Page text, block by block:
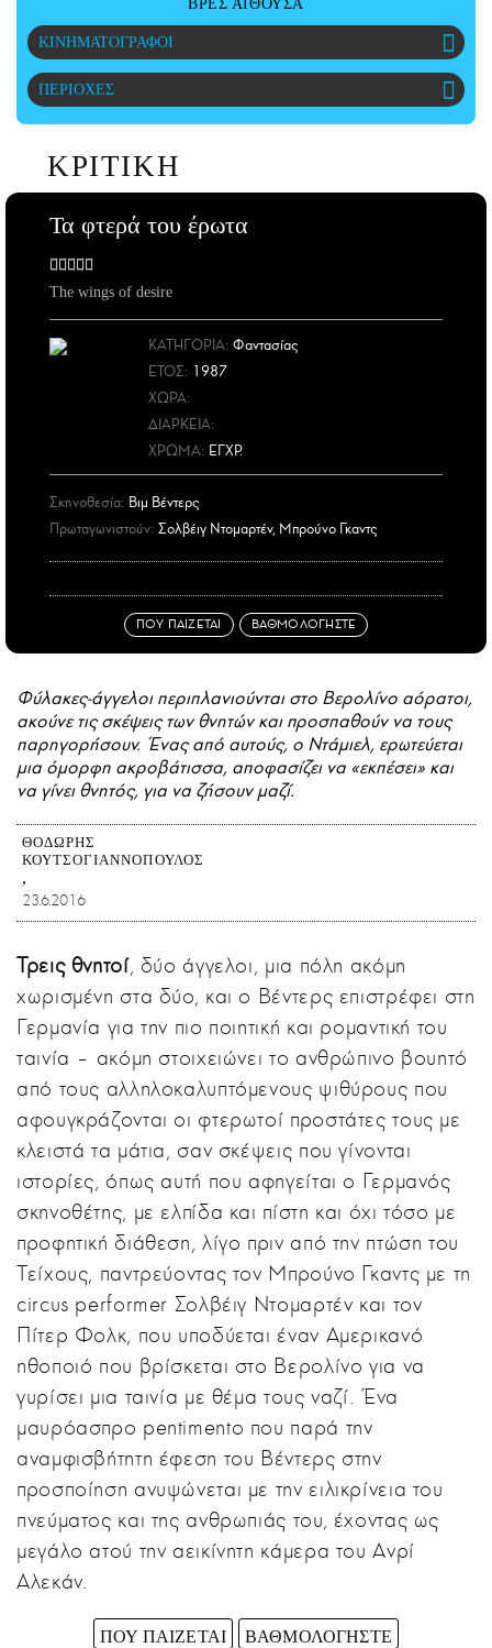
ΑΜΠΑ
PRINT
ΒΡΕΣ ΑΙΘΟΥΣΑ
ΚΙΝΗΜΑΤΟΓΡΑΦΟΙ
ΠΕΡΙΟΧΕΣ
ΚΡΙΤΙΚΗ
Τα φτερά του έρωτα
The wings of desire
ΚΑΤΗΓΟΡΙΑ: Φαντασίας
ΕΤΟΣ: 1987
ΧΩΡΑ:
ΔΙΑΡΚΕΙΑ:
ΧΡΩΜΑ: ΕΓΧΡ.
Σκηνοθεσία: Βιμ Βέντερς
Πρωταγωνιστούν: Σολβέιγ Ντομαρτέν, Μπρούνο Γκαντς
ΠΟΥ ΠΑΙΖΕΤΑΙ ΒΑΘΜΟΛΟΓΗΣΤΕ
Φύλακες-άγγελοι περιπλανιούνται στο Βερολίνο αόρατοι,
ακούνε τις σκέψεις των θνητών και προσπαθούν να τους
παρηγορήσουν. Ένας από αυτούς, ο Ντάμιελ, ερωτεύεται
μια όμορφη ακροβάτισσα, αποφασίζει να «εκπέσει» και
να γίνει θνητός, για να ζήσουν μαζί.
ΘΟΔΩΡΉΣ
ΚΟΥΤΣΟΓΙΑΝΝΌΠΟΥΛΟΣ
23.6.2016
Τρεις θνητοί, δύο άγγελοι, μια πόλη ακόμη
χωρισμένη στα δύο, και ο Βέντερς επιστρέφει στη
Γερμανία για την πιο ποιητική και ρομαντική του
ταινία – ακόμη στοιχειώνει το ανθρώπινο βουητό
από τους αλληλοκαλυπτόμενους ψιθύρους που
αφουγκράζονται οι φτερωτοί προστάτες τους με
κλειστά τα μάτια, σαν σκέψεις που γίνονται
ιστορίες, όπως αυτή που αφηγείται ο Γερμανός
σκηνοθέτης, με ελπίδα και πίστη και όχι τόσο με
προφητική διάθεση, λίγο πριν από την πτώση του
Τείχους, παντρεύοντας τον Μπρούνο Γκαντς με τη
circus performer Σολβέιγ Ντομαρτέν και τον
Πίτερ Φολκ, που υποδύεται έναν Αμερικανό
ηθοποιό που βρίσκεται στο Βερολίνο για να
γυρίσει μια ταινία με θέμα τους ναζί. Ένα
μαυρόασπρο pentimento που παρά την
αναμφισβήτητη έφεση του Βέντερς στην
προσποίηση ανυψώνεται με την ειλικρίνεια του
πνεύματος και της ανθρωπιάς του, έχοντας ως
μεγάλο ατού την αεικίνητη κάμερα του Ανρί
Αλεκάν.
ΠΟΥ ΠΑΙΖΕΤΑΙ ΒΑΘΜΟΛΟΓΗΣΤΕ